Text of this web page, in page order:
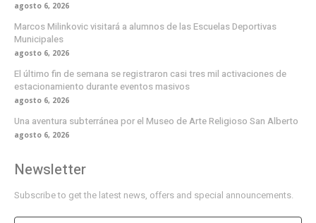
agosto 6, 2026
Marcos Milinkovic visitará a alumnos de las Escuelas Deportivas
Municipales
agosto 6, 2026
El último fin de semana se registraron casi tres mil activaciones de
estacionamiento durante eventos masivos
agosto 6, 2026
Una aventura subterránea por el Museo de Arte Religioso San Alberto
agosto 6, 2026
Newsletter
Subscribe to get the latest news, offers and special announcements.